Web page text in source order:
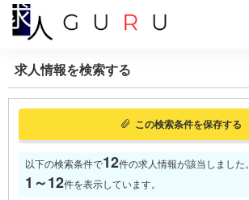
求人情報を検索する
この検索条件を保存する
以下の検索条件で12件の求人情報が該当しました。
1～12件を表示しています。